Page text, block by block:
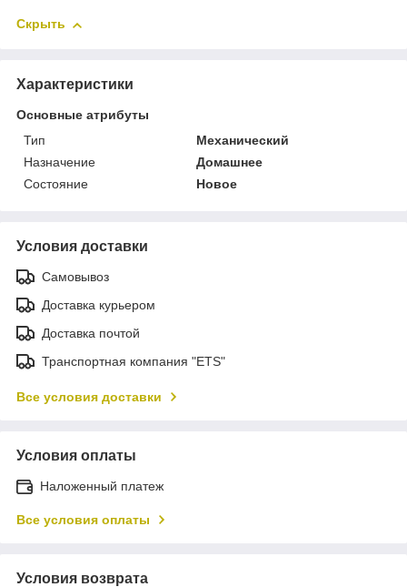
Скрыть
Характеристики
Основные атрибуты
Тип
Механический
Назначение
Домашнее
Состояние
Новое
Условия доставки
Самовывоз
Доставка курьером
Доставка почтой
Транспортная компания "ETS"
Все условия доставки
Условия оплаты
Наложенный платеж
Все условия оплаты
Условия возврата